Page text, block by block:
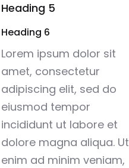
Heading 5
Heading 6
Lorem ipsum dolor sit
amet, consectetur
adipiscing elit, sed do
eiusmod tempor
incididunt ut labore et
dolore magna aliqua. Ut
enim ad minim veniam,